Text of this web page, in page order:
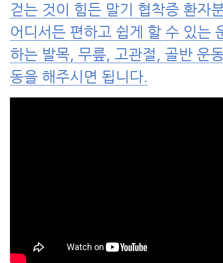
걷는 것이 힘든 말기 협착증 환자
어디서든 편하고 쉽게 할 수 있는
하는 발목, 무릎, 고관절, 골반 운
동을 해주시면 됩니다.